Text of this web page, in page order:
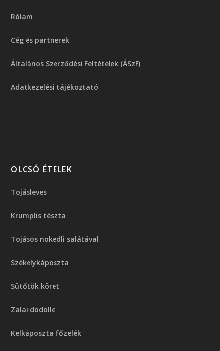
Rólam
Cég és partnerek
Általános Szerződési Feltételek (ÁSzF)
Adatkezelési tájékoztató
OLCSÓ ÉTELEK
Tojásleves
Krumplis tészta
Tojásos nokedli salátával
Székelykáposzta
Sütőtök köret
Zalai dödölle
Kelkáposzta főzelék